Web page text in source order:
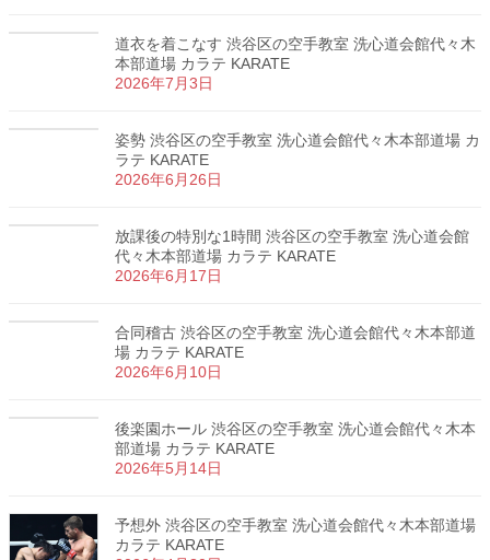
道衣を着こなす 渋谷区の空手教室 洗心道会館代々木
本部道場 カラテ KARATE
2026年7月3日
姿勢 渋谷区の空手教室 洗心道会館代々木本部道場 カ
ラテ KARATE
2026年6月26日
放課後の特別な1時間 渋谷区の空手教室 洗心道会館
代々木本部道場 カラテ KARATE
2026年6月17日
合同稽古 渋谷区の空手教室 洗心道会館代々木本部道
場 カラテ KARATE
2026年6月10日
後楽園ホール 渋谷区の空手教室 洗心道会館代々木本
部道場 カラテ KARATE
2026年5月14日
予想外 渋谷区の空手教室 洗心道会館代々木本部道場
カラテ KARATE